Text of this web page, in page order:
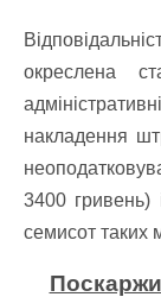
окреслена
накладення
3400 гривень)
семисот таких